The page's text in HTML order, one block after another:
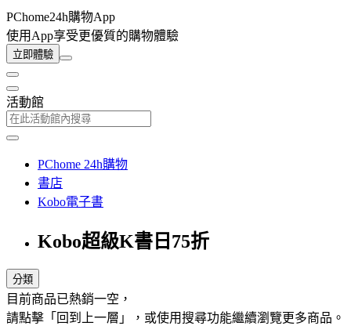
PChome24h購物App
使用App享受更優質的購物體驗
立即體驗
活動館
PChome 24h購物
書店
Kobo電子書
Kobo超級K書日75折
分類
目前商品已熱銷一空，
請點擊「回到上一層」，或使用搜尋功能繼續瀏覽更多商品。